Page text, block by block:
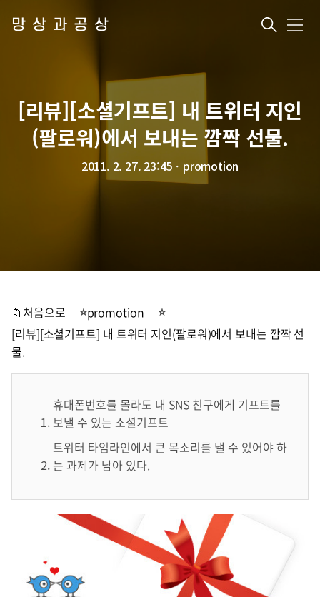
망상과공상 메
[리뷰][소셜기프트] 내 트위터 지인
(팔로워)에서 보내는 깜짝 선물.
2011. 2. 27. 23:45 ㆍ promotion
📁처음으로
promotion
[리뷰][소셜기프트] 내 트위터 지인(팔로워)에서 보내는 깜짝 선
물.
휴대폰번호를 몰라도 내 SNS 친구에게 기프트를
보낼 수 있는 소셜기프트
트위터 타임라인에서 큰 목소리를 낼 수 있어야 하
는 과제가 남아 있다.